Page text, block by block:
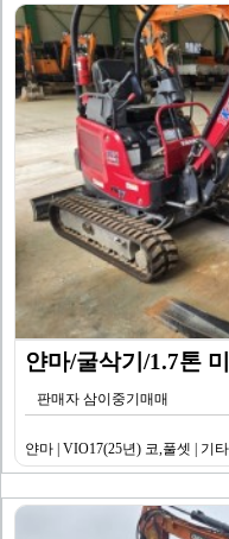
얀마/굴삭기/1.7톤
판매자 삼이중기매매
얀마 | VIO17(25년) 코,풀셋 | 기